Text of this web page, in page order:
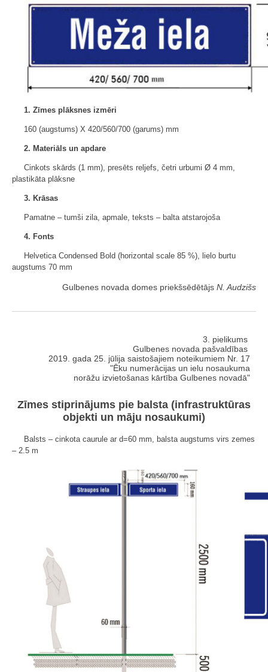
1. Zīmes plāksnes izmēri
160 (augstums) X 420/560/700 (garums) mm
2. Materiāls un apdare
Cinkots skārds (1 mm), presēts reljefs, četri urbumi Ø 4 mm,
plastikāta plāksne
3. Krāsas
Pamatne – tumši zila, apmale, teksts – balta atstarojoša
4. Fonts
Helvetica Condensed Bold (horizontal scale 85 %), lielo burtu
augstums 70 mm
Gulbenes novada domes priekšsēdētājs N. Audzišs
3. pielikums
Gulbenes novada pašvaldības
2019. gada 25. jūlija saistošajiem noteikumiem Nr. 17
"Ēku numerācijas un ielu nosaukuma
norāžu izvietošanas kārtība Gulbenes novadā"
Zīmes stiprinājums pie balsta (infrastruktūras
objekti un māju nosaukumi)
Balsts – cinkota caurule ar d=60 mm, balsta augstums virs zemes
– 2.5 m